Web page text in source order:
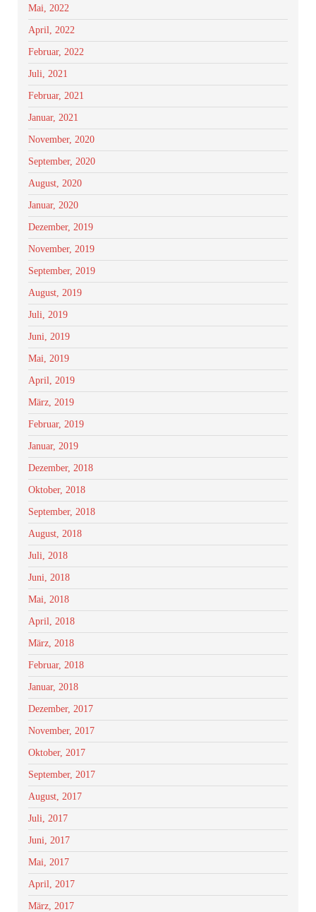
Mai, 2022
April, 2022
Februar, 2022
Juli, 2021
Februar, 2021
Januar, 2021
November, 2020
September, 2020
August, 2020
Januar, 2020
Dezember, 2019
November, 2019
September, 2019
August, 2019
Juli, 2019
Juni, 2019
Mai, 2019
April, 2019
März, 2019
Februar, 2019
Januar, 2019
Dezember, 2018
Oktober, 2018
September, 2018
August, 2018
Juli, 2018
Juni, 2018
Mai, 2018
April, 2018
März, 2018
Februar, 2018
Januar, 2018
Dezember, 2017
November, 2017
Oktober, 2017
September, 2017
August, 2017
Juli, 2017
Juni, 2017
Mai, 2017
April, 2017
März, 2017